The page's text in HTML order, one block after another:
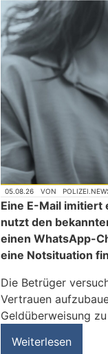
05.08.26 VON
Eine E-Mail
nutzt den
einen WhatsApp-
eine Notsituation
Die Betrüger
Vertrauen
Geldüberweisung
Weiterlesen